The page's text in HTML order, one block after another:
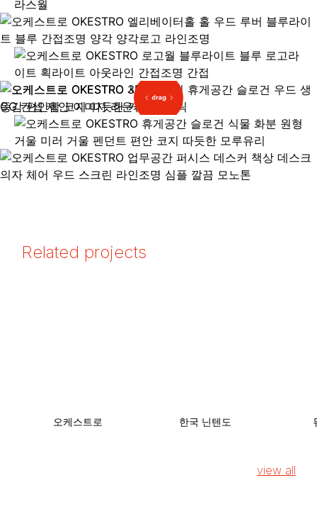
Related projects
view all
오케스트로 한국 닌텐도